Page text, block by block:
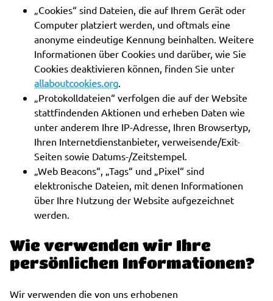
„Cookies“ sind Dateien, die auf Ihrem Gerät oder
Computer platziert werden, und oftmals eine
anonyme eindeutige Kennung beinhalten. Weitere
Informationen über Cookies und darüber, wie Sie
Cookies deaktivieren können, finden Sie unter
allaboutcookies.org
„Protokolldateien“ verfolgen die auf der Website
stattfindenden Aktionen und erheben Daten wie
unter anderem Ihre IP-Adresse, Ihren Browsertyp,
Ihren Internetdienstanbieter, verweisende/Exit-
Seiten sowie Datums-/Zeitstempel.
„Web Beacons“, „Tags“ und „Pixel“ sind
elektronische Dateien, mit denen Informationen
über Ihre Nutzung der Website aufgezeichnet
werden.
Wie verwenden wir Ihre
persönlichen Informationen?
Wir verwenden die von uns erhobenen